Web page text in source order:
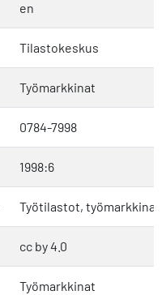
en
Tilastokeskus
Työmarkkinat
0784-7998
1998:6
Työtilastot, työmarkkinat
cc by 4.0
Työmarkkinat